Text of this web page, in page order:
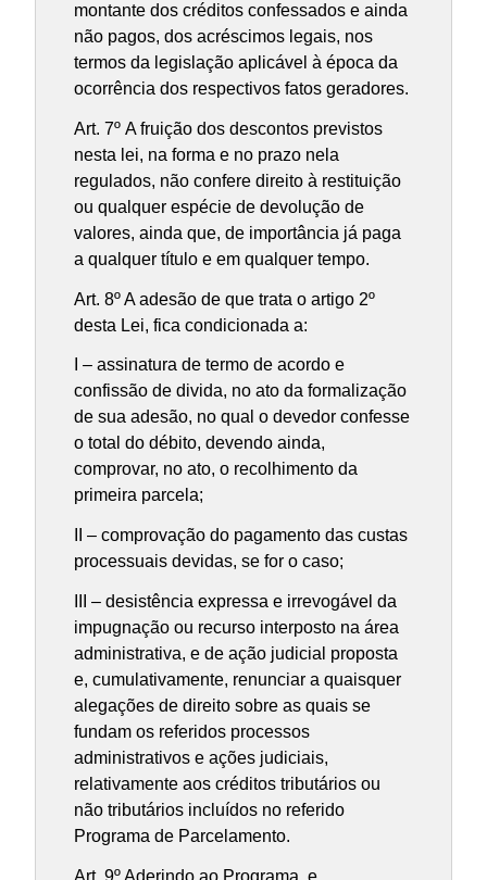
montante dos créditos confessados e ainda
não pagos, dos acréscimos legais, nos
termos da legislação aplicável à época da
ocorrência dos respectivos fatos geradores.
Art. 7º A fruição dos descontos previstos
nesta lei, na forma e no prazo nela
regulados, não confere direito à restituição
ou qualquer espécie de devolução de
valores, ainda que, de importância já paga
a qualquer título e em qualquer tempo.
Art. 8º A adesão de que trata o artigo 2º
desta Lei, fica condicionada a:
I – assinatura de termo de acordo e
confissão de divida, no ato da formalização
de sua adesão, no qual o devedor confesse
o total do débito, devendo ainda,
comprovar, no ato, o recolhimento da
primeira parcela;
II – comprovação do pagamento das custas
processuais devidas, se for o caso;
III – desistência expressa e irrevogável da
impugnação ou recurso interposto na área
administrativa, e de ação judicial proposta
e, cumulativamente, renunciar a quaisquer
alegações de direito sobre as quais se
fundam os referidos processos
administrativos e ações judiciais,
relativamente aos créditos tributários ou
não tributários incluídos no referido
Programa de Parcelamento.
Art. 9º Aderindo ao Programa, e